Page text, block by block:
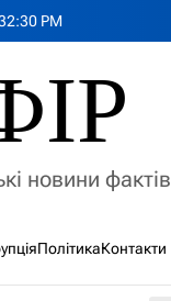
:32 PM
новини
ПолітикаКонтакти